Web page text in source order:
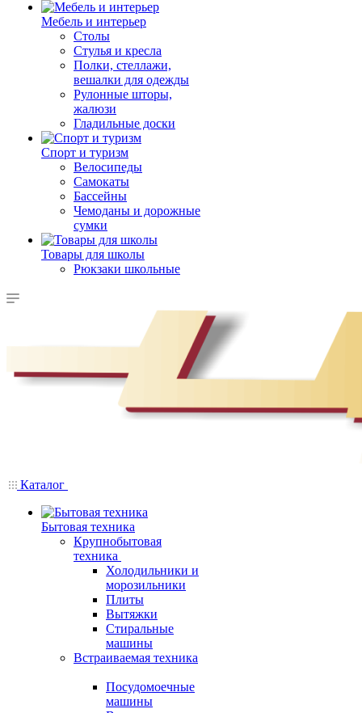
Мебель и интерьер
Столы
Стулья и кресла
Полки, стеллажи,
вешалки для одежды
Рулонные шторы,
жалюзи
Гладильные доски
Спорт и туризм
Велосипеды
Самокаты
Бассейны
Чемоданы и дорожные
сумки
Товары для школы
Рюкзаки школьные
Каталог
Бытовая техника
Крупнобытовая
техника
Холодильники и
морозильники
Плиты
Вытяжки
Стиральные
машины
Встраиваемая техника
Посудомоечные
машины